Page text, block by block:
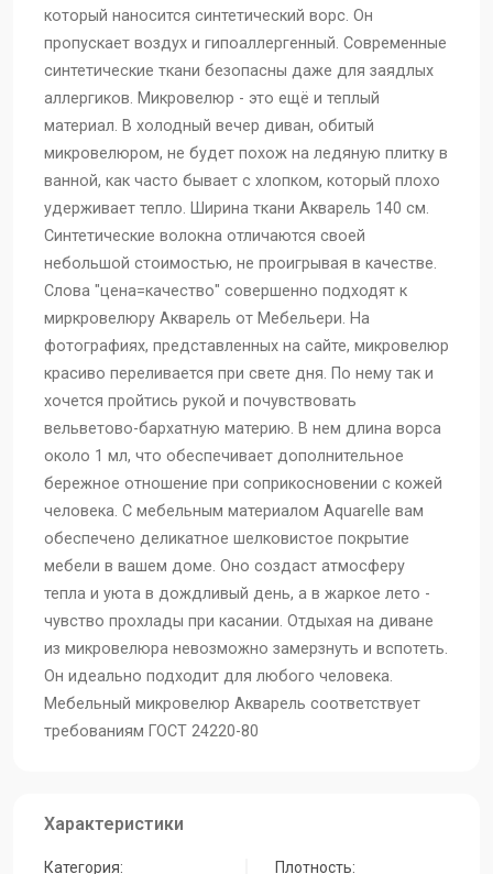
Aquarelle-08 Aquarelle-07 Aquarelle-06
Aquarelle-05 Aquarelle-04 Aquarelle-03
Aquarelle-02 Aquarelle-01 Aquarelle
который наносится синтетический ворс. Он
пропускает воздух и гипоаллергенный. Современные
синтетические ткани безопасны даже для заядлых
аллергиков. Микровелюр - это ещё и теплый
материал. В холодный вечер диван, обитый
микровелюром, не будет похож на ледяную плитку в
ванной, как часто бывает с хлопком, который плохо
удерживает тепло. Ширина ткани Акварель 140 см.
Синтетические волокна отличаются своей
небольшой стоимостью, не проигрывая в качестве.
Слова "цена=качество" совершенно подходят к
миркровелюру Акварель от Мебельери. На
фотографиях, представленных на сайте, микровелюр
красиво переливается при свете дня. По нему так и
хочется пройтись рукой и почувствовать
вельветово-бархатную материю. В нем длина ворса
около 1 мл, что обеспечивает дополнительное
бережное отношение при соприкосновении с кожей
человека. С мебельным материалом Aquarelle вам
обеспечено деликатное шелковистое покрытие
мебели в вашем доме. Оно создаст атмосферу
тепла и уюта в дождливый день, а в жаркое лето -
чувство прохлады при касании. Отдыхая на диване
из микровелюра невозможно замерзнуть и вспотеть.
Он идеально подходит для любого человека.
Мебельный микровелюр Акварель соответствует
требованиям ГОСТ 24220-80
Характеристики
Категория: Плотность: